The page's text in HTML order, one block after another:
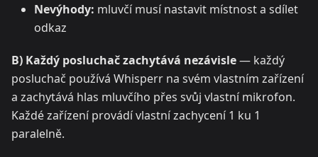
Nevýhody: mluvčí musí nastavit místnost a sdílet
odkaz
B) Každý posluchač zachytává nezávisle— každý
posluchač používá Whisperr na svém vlastním zařízení
a zachytává hlas mluvčího přes svůj vlastní mikrofon.
Každé zařízení provádí vlastní zachycení 1 ku 1
paralelně.